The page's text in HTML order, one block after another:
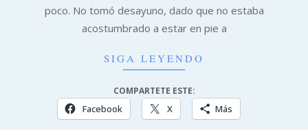
poco. No tomó desayuno, dado que no estaba
acostumbrado a estar en pie a
SIGA LEYENDO
COMPARTETE ESTE:
Facebook X Más